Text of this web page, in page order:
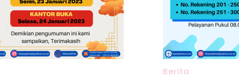
Berita